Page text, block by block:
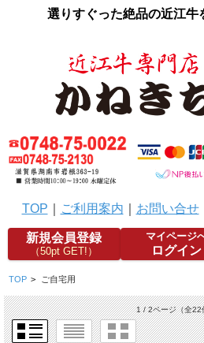
選りすぐった絶品の近江牛
TOP ご利用案内 お問い合せ｜
新規会員登録
（50pt GET!）
マイページ
ログイン
TOP > ご自宅用
1 / 2ページ（全22